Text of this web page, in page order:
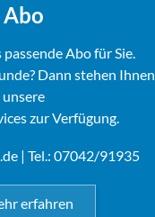
Abo
Abo für Sie.
Dann stehen Ihnen
unsere
zur Verfügung.
| Tel.: 07042/91935
erfahren